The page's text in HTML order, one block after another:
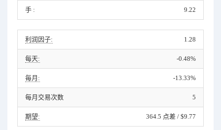
手 : 9.22
利润因子: 1.28
每天: -0.48%
毎月: -13.33%
每月交易次数 5
期望: 364.5 点差 / $9.77